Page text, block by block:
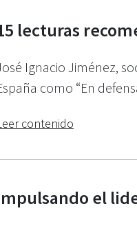
lecturas
Ignacio Jiménez,
como “En
contenido
el